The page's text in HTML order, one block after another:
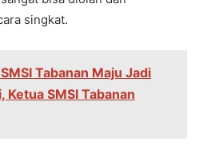
singkat.
Tabanan Maju Jadi
Ketua SMSI Tabanan